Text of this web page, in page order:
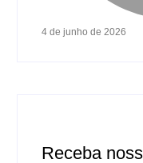
4 de junho de 2026
Receba